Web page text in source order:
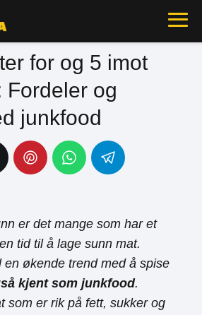
for og 5 imot
Fordeler og
junkfood
er det mange som har et
tid til å lage sunn mat.
en økende trend med å spise
kjent som junkfood.
som er rik på fett, sukker og